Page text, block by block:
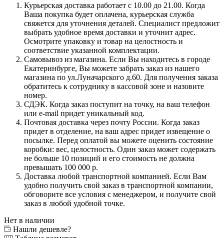
Курьерская доставка работает с 10.00 до 21.00. Когда
Ваша покупка будет оплачена, курьерская служба
свяжется для уточнения деталей. Специалист предложит
выбрать удобное время доставки и уточнит адрес.
Осмотрите упаковку и товар на целостность и
соответствие указанной комплектации.
Самовывоз из магазина. Если Вы находитесь в городе
Екатеринбурге, Вы можете забрать заказ из нашего
магазина по ул.Луначарского д.60. Для получения заказа
обратитесь к сотруднику в кассовой зоне и назовите
номер.
СДЭК. Когда заказ поступит на точку, на ваш телефон
или e-mail придет уникальный код.
Почтовая доставка через почту России. Когда заказ
придет в отделение, на ваш адрес придет извещение о
посылке. Перед оплатой вы можете оценить состояние
коробки: вес, целостность. Один заказ может содержать
не больше 10 позиций и его стоимость не должна
превышать 100 000 р.
Доставка любой транспортной компанией. Если Вам
удобно получить свой заказ в транспортной компании,
обговорите все условия с менеджером, и получите свой
заказ в любой удобной точке.
Нет в наличии
Нашли дешевле?